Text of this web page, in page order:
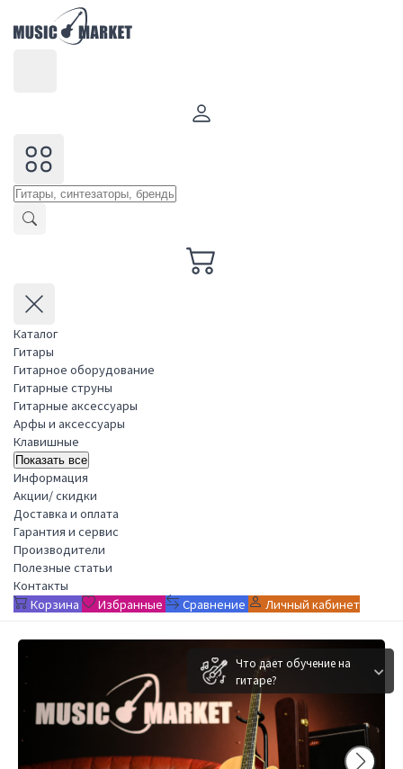
Каталог
Гитары
Гитарное оборудование
Гитарные струны
Гитарные аксессуары
Арфы и аксессуары
Клавишные
Показать все
Информация
Акции/ скидки
Доставка и оплата
Гарантия и сервис
Производители
Полезные статьи
Контакты
Корзина
Избранные Сравнение Личный кабинет
Что дает обучение на
гитаре?